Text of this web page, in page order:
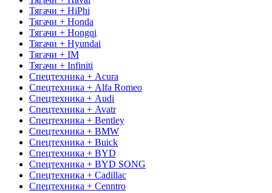
Тягачи + HiPhi
Тягачи + Honda
Тягачи + Hongqi
Тягачи + Hyundai
Тягачи + IM
Тягачи + Infiniti
Спецтехника + Acura
Спецтехника + Alfa Romeo
Спецтехника + Audi
Спецтехника + Avatr
Спецтехника + Bentley
Спецтехника + BMW
Спецтехника + Buick
Спецтехника + BYD
Спецтехника + BYD SONG
Спецтехника + Cadillac
Спецтехника + Cenntro